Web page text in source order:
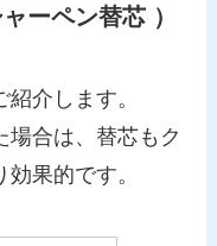
ーペン替芯 ）
介します。
場合は、替芯もク
果的です。